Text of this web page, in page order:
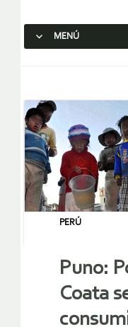
MENÚ
PERÚ
Puno:
Coata